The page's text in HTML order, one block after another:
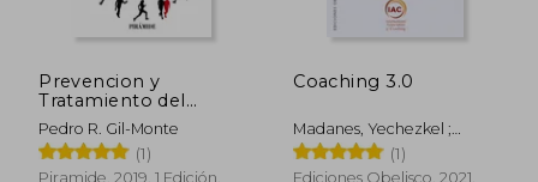
Prevencion y
Tratamiento del
Sindrome de
Quemarse por el
Trabajo (Burnout)
Pedro R. Gil-Monte
(1)
Piramide, 2019, 1 Edición,
Coaching 3.0
Madanes, Yechezkel ;
Madanes, Ruth
(1)
Ediciones Obelisco, 2021,